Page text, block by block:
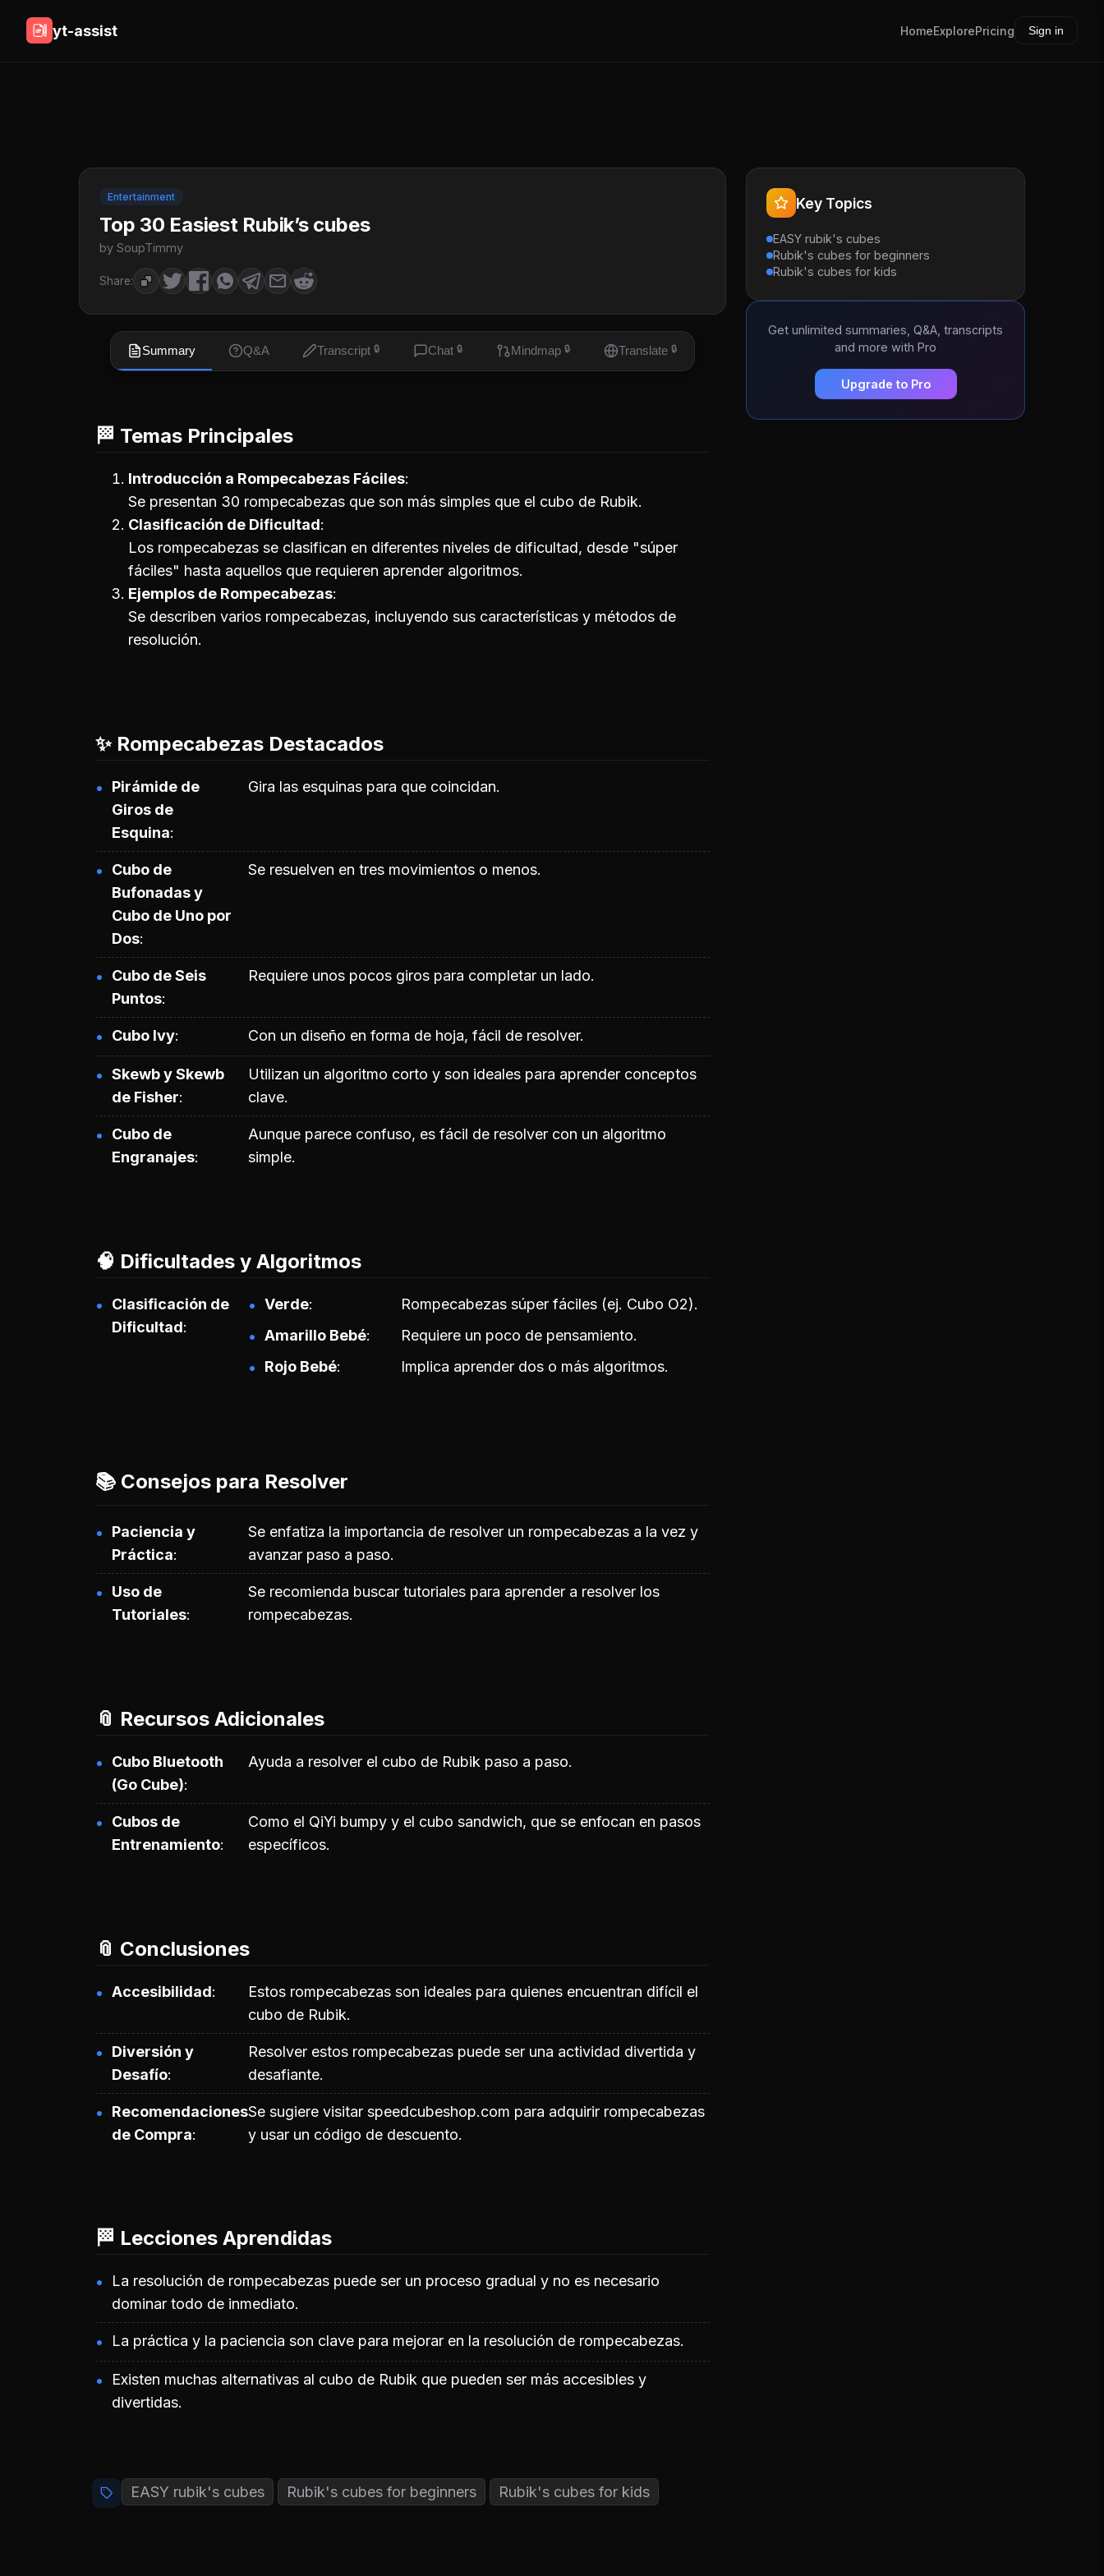
yt-assist HomeExplorePricing Sign in
Entertainment
Top 30 Easiest Rubik’s cubes
by SoupTimmy
Share:
Summary Q&A Transcript 🔒 Chat 🔒 Mindmap 🔒 Translate 🔒
🏁 Temas Principales
Introducción a Rompecabezas Fáciles
Se presentan 30 rompecabezas que son más simples que el cubo de Rubik.
Clasificación de Dificultad
Los rompecabezas se clasifican en diferentes niveles de dificultad, desde "súper
fáciles" hasta aquellos que requieren aprender algoritmos.
Ejemplos de Rompecabezas
Se describen varios rompecabezas, incluyendo sus características y métodos de
resolución.
✨ Rompecabezas Destacados
Pirámide de
Giros de
Esquina
Gira las esquinas para que coincidan.
Cubo de
Bufonadas y
Cubo de Uno por
Dos
Se resuelven en tres movimientos o menos.
Cubo de Seis
Puntos
Requiere unos pocos giros para completar un lado.
Cubo Ivy Con un diseño en forma de hoja, fácil de resolver.
Skewb y Skewb
de Fisher
Utilizan un algoritmo corto y son ideales para aprender conceptos
clave.
Cubo de
Engranajes
Aunque parece confuso, es fácil de resolver con un algoritmo
simple.
🧠 Dificultades y Algoritmos
Clasificación de
Dificultad
Verde
Rompecabezas súper fáciles (ej. Cubo O2).
Amarillo Bebé
Requiere un poco de pensamiento.
Rojo Bebé
Implica aprender dos o más algoritmos.
📚 Consejos para Resolver
Paciencia y
Práctica
Se enfatiza la importancia de resolver un rompecabezas a la vez y
avanzar paso a paso.
Uso de
Tutoriales
Se recomienda buscar tutoriales para aprender a resolver los
rompecabezas.
📎 Recursos Adicionales
Cubo Bluetooth
(Go Cube)
Ayuda a resolver el cubo de Rubik paso a paso.
Cubos de
Entrenamiento
Como el QiYi bumpy y el cubo sandwich, que se enfocan en pasos
específicos.
📎 Conclusiones
Accesibilidad
Estos rompecabezas son ideales para quienes encuentran difícil el
cubo de Rubik.
Diversión y
Desafío
Resolver estos rompecabezas puede ser una actividad divertida y
desafiante.
Recomendaciones
de Compra
Se sugiere visitar speedcubeshop.com para adquirir rompecabezas
y usar un código de descuento.
🏁 Lecciones Aprendidas
La resolución de rompecabezas puede ser un proceso gradual y no es necesario
dominar todo de inmediato.
La práctica y la paciencia son clave para mejorar en la resolución de rompecabezas.
Existen muchas alternativas al cubo de Rubik que pueden ser más accesibles y
divertidas.
EASY rubik's cubes Rubik's cubes for beginners Rubik's cubes for kids
Key Topics
EASY rubik's cubes
Rubik's cubes for beginners
Rubik's cubes for kids
Get unlimited summaries, Q&A, transcripts
and more with Pro
Upgrade to Pro